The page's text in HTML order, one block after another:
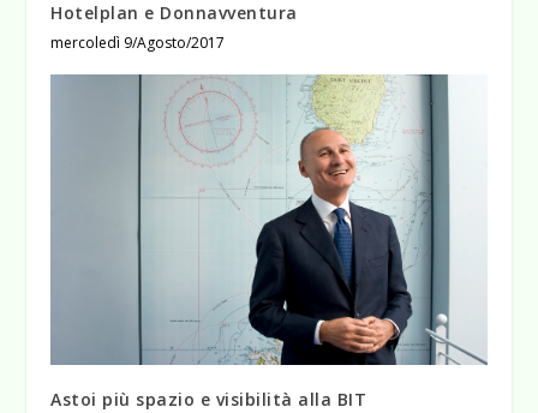
Hotelplan e Donnavventura
mercoledì 9/Agosto/2017
Astoi più spazio e visibilità alla BIT